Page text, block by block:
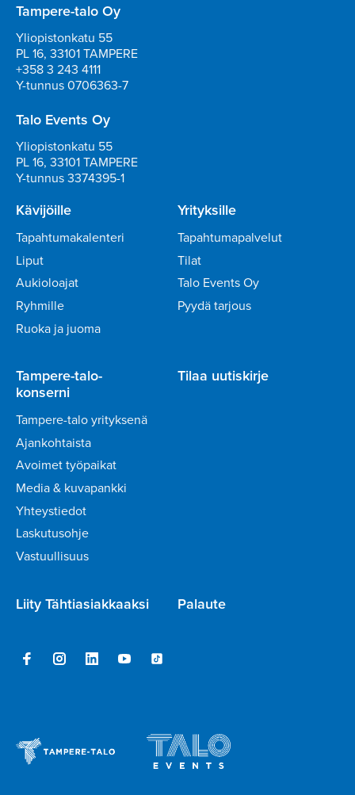
Tampere-talo Oy
Yliopistonkatu 55
PL 16, 33101 TAMPERE
+358 3 243 4111
Y-tunnus 0706363-7
Talo Events Oy
Yliopistonkatu 55
PL 16, 33101 TAMPERE
Y-tunnus 3374395-1
Kävijöille
Tapahtumakalenteri
Liput
Aukioloajat
Ryhmille
Ruoka ja juoma
Yrityksille
Tapahtumapalvelut
Tilat
Talo Events Oy
Pyydä tarjous
Tampere-talo-
konserni
Tampere-talo yrityksenä
Ajankohtaista
Avoimet työpaikat
Media & kuvapankki
Yhteystiedot
Laskutusohje
Vastuullisuus
Tilaa uutiskirje
Liity Tähtiasiakkaaksi Palaute